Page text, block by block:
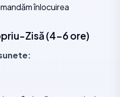
înlocuirea
Zisă (4-6 ore)